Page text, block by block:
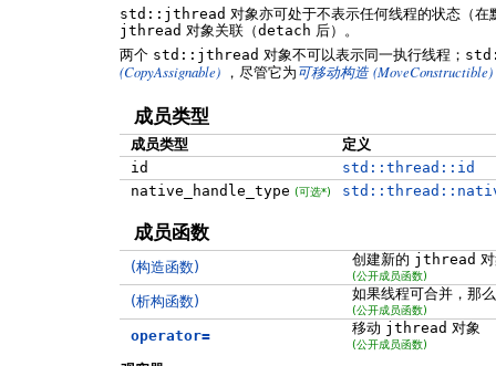
std::jthread 对象亦可处于不表示任何线程的状态（在
jthread 对象关联（detach 后）。
两个 std::jthread 对象不可以表示同一执行线程；
(CopyAssignable) ，尽管它为 可移动构造 (MoveConstructible)
成员类型
成员类型
定义
id
std::thread::id
native_handle_type (可选*)
成员函数
(构造函数) 创建新的 jthread
(公开成员函数)
(析构函数) 如果线程可合并，那
(公开成员函数)
operator= 移动 jthread 对象
(公开成员函数)